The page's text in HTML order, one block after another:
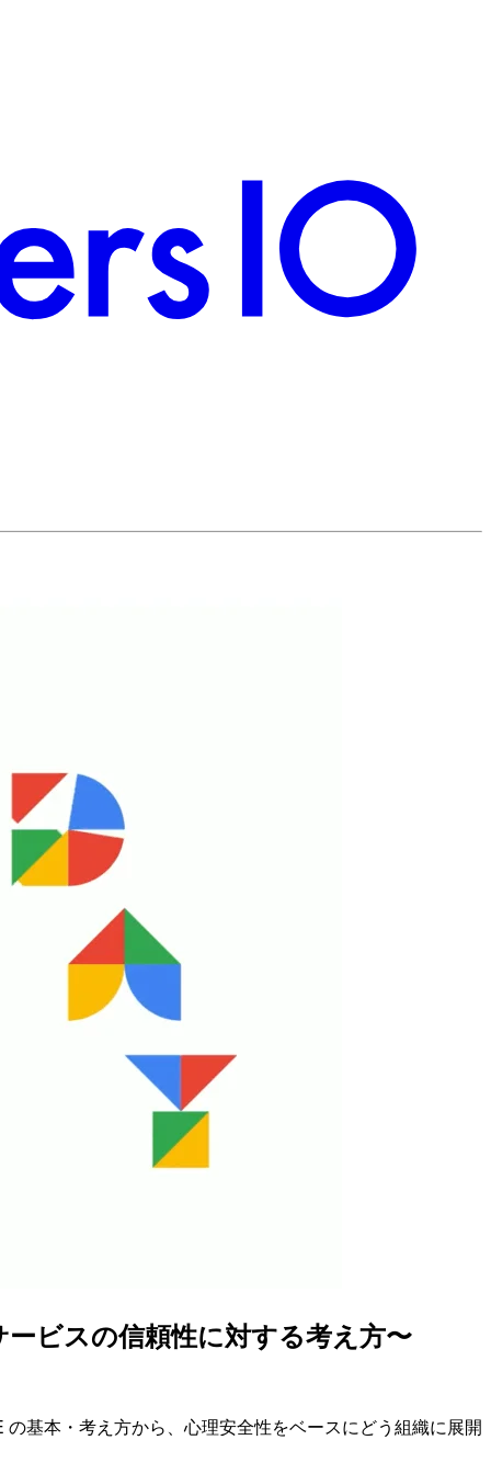
ビスの信頼性に対する考え方〜
基本・考え方から、心理安全性をベースにどう組織に展開